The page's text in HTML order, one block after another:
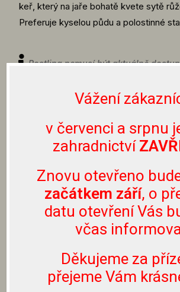
keř, který na jaře bohatě kvete sytě
Preferuje kyselou půdu a polostinné
Rostlina nemusí být aktuálně
na emailu
prostřednictvím Facebooku či
Nevolejte prosím na naše telefonní
k těmto účelům.
zahradnictví, nezasíláme je.
ZPĚT NA LISTNATÉ DŘEVINY
ZPĚT NA SORTIMENT
Vážení
v červenci a srpnu
zahradnictví
Znovu otevřeno
začátkem září, o
datu otevření Vás
včas
Děkujeme za
přejeme Vám